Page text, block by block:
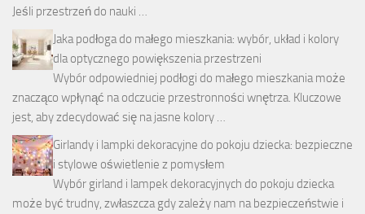
Jeśli przestrzeń do nauki …
Jaka podłoga do małego mieszkania: wybór, układ i kolory
dla optycznego powiększenia przestrzeni
Wybór odpowiedniej podłogi do małego mieszkania może
znacząco wpłynąć na odczucie przestronności wnętrza. Kluczowe
jest, aby zdecydować się na jasne kolory …
Girlandy i lampki dekoracyjne do pokoju dziecka: bezpieczne
i stylowe oświetlenie z pomysłem
Wybór girland i lampek dekoracyjnych do pokoju dziecka
może być trudny, zwłaszcza gdy zależy nam na bezpieczeństwie i